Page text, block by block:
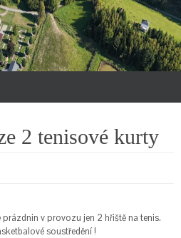
2 tenisové kurty
v provozu jen 2 hřiště na tenis.
soustředění !